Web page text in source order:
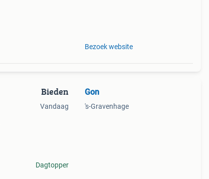
Bezoek website
Bieden
Vandaag
Dagtopper
Gon
's-Gravenhage